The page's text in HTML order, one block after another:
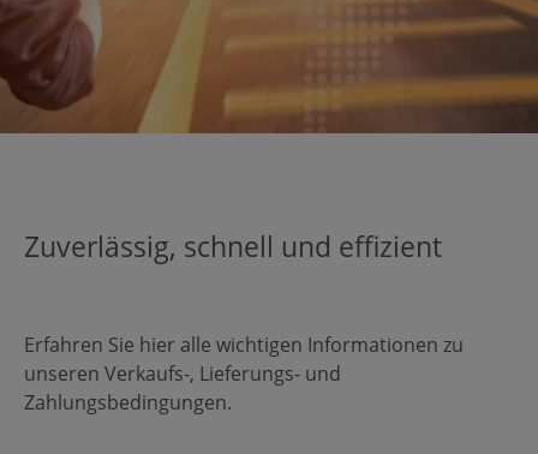
Zuverlässig, schnell und effizient
Erfahren Sie hier alle wichtigen Informationen zu
unseren Verkaufs-, Lieferungs- und
Zahlungsbedingungen.